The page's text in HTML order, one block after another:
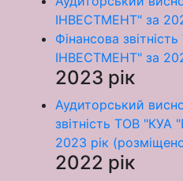
ІНВЕСТМЕНТ" за
Фінансова
ІНВЕСТМЕНТ" за
2023 рік
Аудиторський
звітність ТОВ
2023 рік
2022 рік